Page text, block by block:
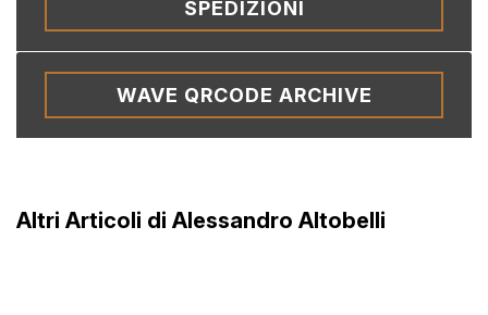
SPEDIZIONI
WAVE QRCODE ARCHIVE
Altri Articoli di Alessandro Altobelli